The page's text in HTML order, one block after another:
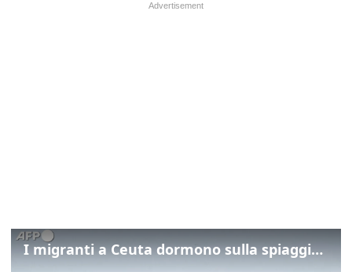
I migranti a Ceuta dormono sulla spiaggia: "Vogliamo entrare in Europa"